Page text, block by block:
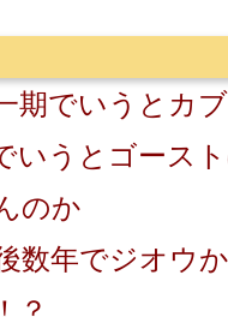
期でいうとカ
いうとゴース
のか
数年でジオウ
？